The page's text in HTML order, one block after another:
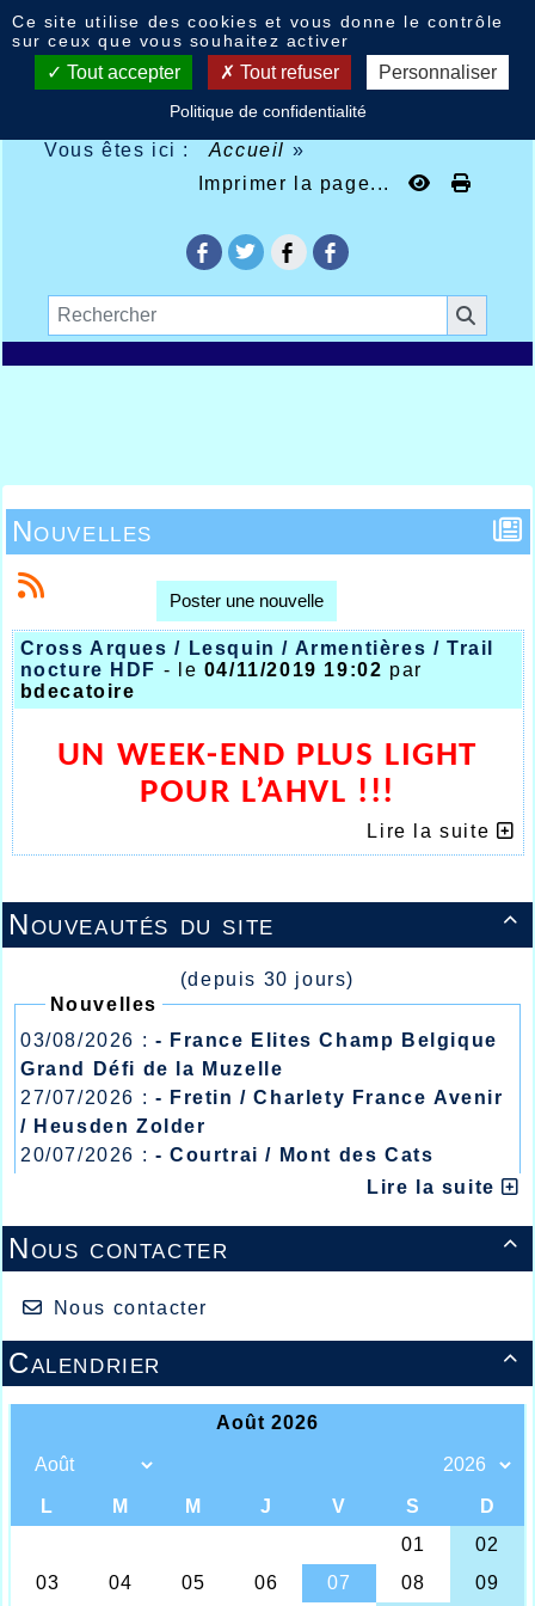
Vous êtes ici : Accueil »
Imprimer la page...

Nouveautés du site
(depuis 30 jours)
Nouvelles
03/08/2026 : - France Elites Champ Belgique
Grand Défi de la Muzelle
27/07/2026 : - Fretin / Charlety France Avenir
/ Heusden Zolder
20/07/2026 : - Courtrai / Mont des Cats
- Lyon / Meeting Abeilles /Lire la suite

Nous contacter
Nous contacter

Calendrier
Nouvelles
Poster une nouvelle
Cross Arques / Lesquin / Armentières / Trail
nocture HDF - le 04/11/2019 19:02 par
bdecatoire
UN WEEK-END PLUS LIGHT
POUR L’AHVL !!!
Franck à Arques Kamel à Armentières
Une fois n’est pas coutume, peu de résultats pour
les athlètes Halluinois qui n’ont pas participé aux
compétitions du week-end car pour beaucoup la
préparation cross est bien entamée et déjà le week-
end prochain ils se retrouveront pour un certain
nombre d’entre eux au premier rendez-vous
important du week-end, au cross du Comité du Nord
à Lomme pour une première mise au point
hivernale.
Franck Van Lierde lui n’a pas attendu le week-end
du 11 novembre pour aller goûter aux labours, mais
dès ce 1
ernovembre il inaugurait les pointes dans
Lire la suite
Ce site utilise des cookies et vous donne le contrôle
sur ceux que vous souhaitez activer
Tout accepter Tout refuser Personnaliser
Politique de confidentialité